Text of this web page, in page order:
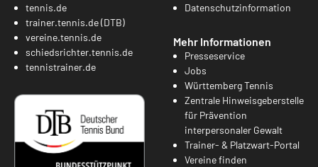
tennis.de
trainer.tennis.de (DTB)
vereine.tennis.de
schiedsrichter.tennis.de
tennistrainer.de
Datenschutzinformation
Mehr Informationen
Presseservice
Jobs
Württemberg Tennis
Zentrale Hinweisgeberstelle
für Prävention
interpersonaler Gewalt
Trainer- & Platzwart-Portal
Vereine finden